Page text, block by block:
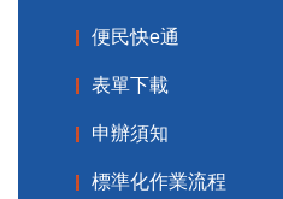
便民快e通
表單下載
申辦須知
標準化作業流程